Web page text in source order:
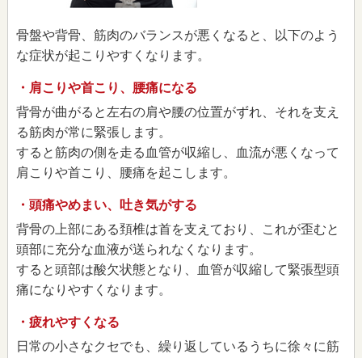
骨盤や背骨、筋肉のバランスが悪くなると、以下のよう
な症状が起こりやすくなります。
・肩こりや首こり、腰痛になる
背骨が曲がると左右の肩や腰の位置がずれ、それを支え
る筋肉が常に緊張します。
すると筋肉の側を走る血管が収縮し、血流が悪くなって
肩こりや首こり、腰痛を起こします。
・頭痛やめまい、吐き気がする
背骨の上部にある頚椎は首を支えており、これが歪むと
頭部に充分な血液が送られなくなります。
すると頭部は酸欠状態となり、血管が収縮して緊張型頭
痛になりやすくなります。
・疲れやすくなる
日常の小さなクセでも、繰り返しているうちに徐々に筋